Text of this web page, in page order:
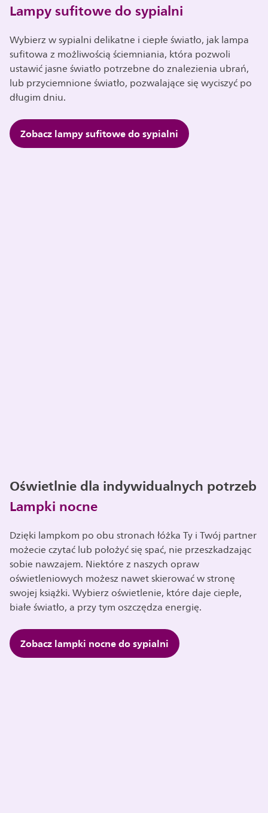
Lampy sufitowe do sypialni
Wybierz w sypialni delikatne i ciepłe światło, jak lampa
sufitowa z możliwością ściemniania, która pozwoli
ustawić jasne światło potrzebne do znalezienia ubrań,
lub przyciemnione światło, pozwalające się wyciszyć po
długim dniu.
Zobacz lampy sufitowe do sypialni
Oświetlnie dla indywidualnych potrzeb
Lampki nocne
Dzięki lampkom po obu stronach łóżka Ty i Twój partner
możecie czytać lub położyć się spać, nie przeszkadzając
sobie nawzajem. Niektóre z naszych opraw
oświetleniowych możesz nawet skierować w stronę
swojej książki. Wybierz oświetlenie, które daje ciepłe,
białe światło, a przy tym oszczędza energię.
Zobacz lampki nocne do sypialni